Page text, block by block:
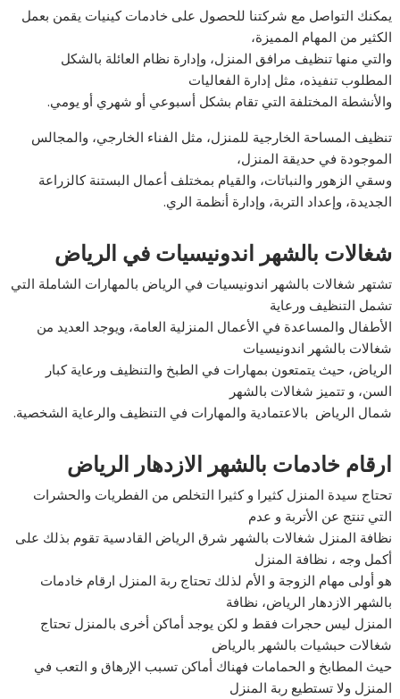
يمكنك التواصل مع شركتنا للحصول على خادمات كينيات يقمن بعمل
الكثير من المهام المميزة،
والتي منها تنظيف مرافق المنزل، وإدارة نظام العائلة بالشكل
المطلوب تنفيذه، مثل إدارة الفعاليات
والأنشطة المختلفة التي تقام بشكل أسبوعي أو شهري أو يومي.
تنظيف المساحة الخارجية للمنزل، مثل الفناء الخارجي، والمجالس
الموجودة في حديقة المنزل،
وسقي الزهور والنباتات، والقيام بمختلف أعمال البستنة كالزراعة
الجديدة، وإعداد التربة، وإدارة أنظمة الري.
شغالات بالشهر اندونيسيات في الرياض
تشتهر شغالات بالشهر اندونيسيات في الرياض بالمهارات الشاملة التي
تشمل التنظيف ورعاية
الأطفال والمساعدة في الأعمال المنزلية العامة، ويوجد العديد من
شغالات بالشهر اندونيسيات
الرياض، حيث يتمتعون بمهارات في الطبخ والتنظيف ورعاية كبار
السن، و تتميز شغالات بالشهر
شمال الرياض بالاعتمادية والمهارات في التنظيف والرعاية الشخصية.
ارقام خادمات بالشهر الازدهار الرياض
تحتاج سيدة المنزل كثيرا و كثيرا التخلص من الفطريات والحشرات
التي تنتج عن الأتربة و عدم
نظافة المنزل شغالات بالشهر شرق الرياض القادسية تقوم بذلك على
أكمل وجه ، نظافة المنزل
هو أولى مهام الزوجة و الأم لذلك تحتاج ربة المنزل ارقام خادمات
بالشهر الازدهار الرياض، نظافة
المنزل ليس حجرات فقط و لكن يوجد أماكن أخرى بالمنزل تحتاج
شغالات حبشيات بالشهر بالرياض
حيث المطابخ و الحمامات فهناك أماكن تسبب الإرهاق و التعب في
المنزل ولا تستطيع ربة المنزل